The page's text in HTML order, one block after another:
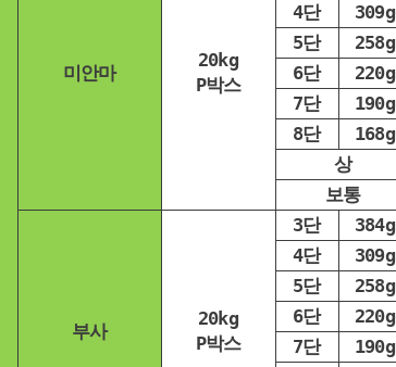
미안마
20kg
P박스
4단
309g
5단
258g
6단
220g
7단
190g
8단
168g
상
보통
부사
20kg
P박스
3단 384g
4단 309g
5단
258g
6단
220g
7단
190g